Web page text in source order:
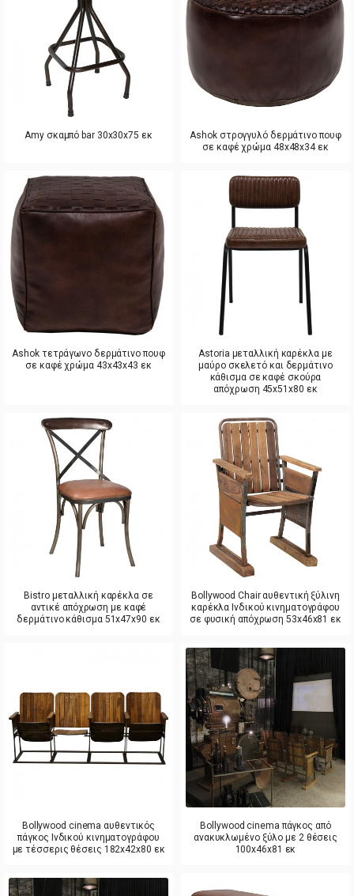
Amy σκαμπό bar 30x30x75 εκ
Ashok στρογγυλό δερμάτινο πουφ
σε καφέ χρώμα 48x48x34 εκ
Ashok τετράγωνο δερμάτινο πουφ
σε καφέ χρώμα 43x43x43 εκ
Astoria μεταλλική καρέκλα με
μαύρο σκελετό και δερμάτινο
κάθισμα σε καφέ σκούρα
απόχρωση 45x51x80 εκ
Bistro μεταλλική καρέκλα σε
αντικέ απόχρωση με καφέ
δερμάτινο κάθισμα 51x47x90 εκ
Bollywood Chair αυθεντική ξύλινη
καρέκλα Ινδικού κινηματογράφου
σε φυσική απόχρωση 53x46x81 εκ
Bollywood cinema αυθεντικός
πάγκος Ινδικού κινηματογράφου
με τέσσερις θέσεις 182x42x80 εκ
Bollywood cinema πάγκος από
ανακυκλωμένο ξύλο με 2 θέσεις
100x46x81 εκ